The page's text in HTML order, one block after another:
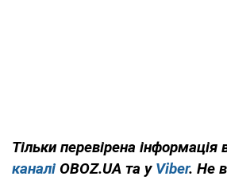
Тільки перевірена інформація
каналі OBOZ.UA та у Viber. Не